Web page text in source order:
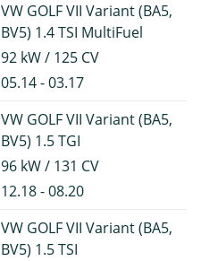
VW GOLF VII Variant (BA5,
BV5) 1.4 TSI MultiFuel
92 kW / 125 CV
05.14 - 03.17
VW GOLF VII Variant (BA5,
BV5) 1.5 TGI
96 kW / 131 CV
12.18 - 08.20
VW GOLF VII Variant (BA5,
BV5) 1.5 TSI